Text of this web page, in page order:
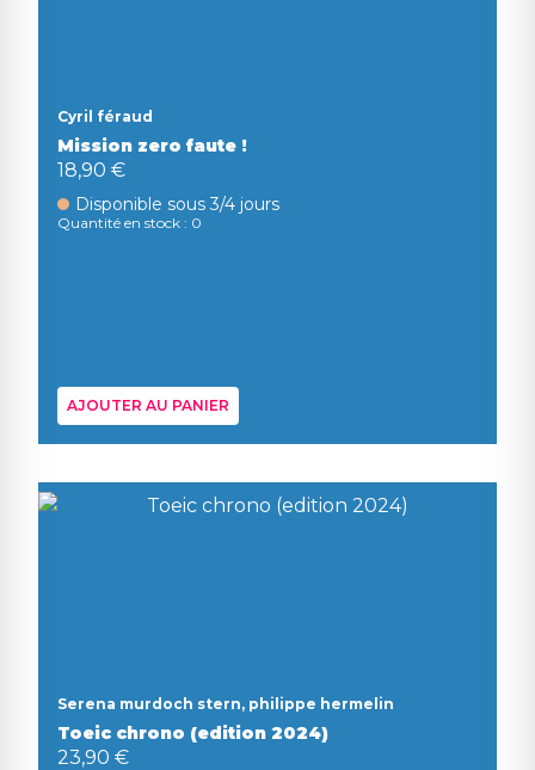
Cyril féraud
Mission zero faute !
18,90 €
Disponible sous 3/4 jours
Quantité en stock : 0
AJOUTER AU PANIER
Serena murdoch stern, philippe hermelin
Toeic chrono (edition 2024)
23,90 €